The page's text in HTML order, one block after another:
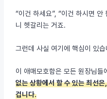
“이건 하세요”, “이건 하시면
니 헷갈리는 거죠.
그런데 사실 여기에 핵심이 있습
이 애매모호함은 모든 원장님들
없는 상황에서 할 수 있는 최선
겁니다.